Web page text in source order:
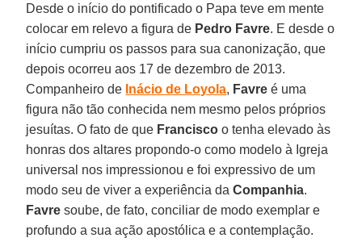
Desde o início do pontificado o Papa teve em mente
colocar em relevo a figura de Pedro Favre. E desde o
início cumpriu os passos para sua canonização, que
depois ocorreu aos 17 de dezembro de 2013.
Companheiro de Inácio de Loyola, Favre é uma
figura não tão conhecida nem mesmo pelos próprios
jesuítas. O fato de que Francisco o tenha elevado às
honras dos altares propondo-o como modelo à Igreja
universal nos impressionou e foi expressivo de um
modo seu de viver a experiência daCompanhia.
Favre soube, de fato, conciliar de modo exemplar e
profundo a sua ação apostólica e a contemplação.